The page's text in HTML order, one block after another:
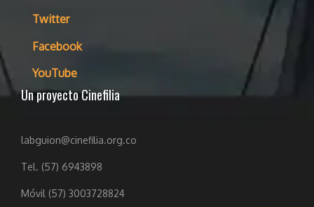
Twitter
Facebook
YouTube
Un proyecto Cinefilia
labguion@cinefilia.org.co
Tel. (57) 6943898
Móvil (57) 3003728824